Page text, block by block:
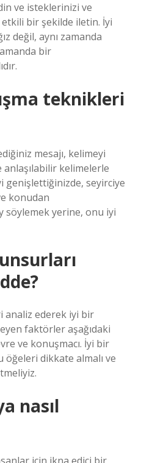
ve isteklerinizi ve
bir şekilde iletin. İyi
değil, aynı zamanda
bir
teknikleri
mesajı, kelimeyi
kelimelerle
genişlettiğinizde, seyirciye
konudan
söylemek yerine, onu iyi
analiz ederek iyi bir
faktörler aşağıdaki
ve konuşmacı. İyi bir
dikkate almalı ve
nasıl